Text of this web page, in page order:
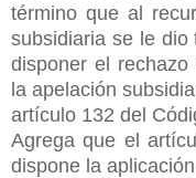
término que al
subsidiaria se le dio
disponer el
la apelación
artículo 132 del
Agrega que el
dispone la